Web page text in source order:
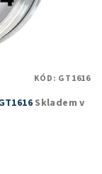
Skladem v
KÓD: GT1616